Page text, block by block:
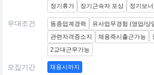
정기휴가
장기근속자 포상 정기보
우대조건 동종업계경력
유사업무경험 (영업/상
관련자격증소지
채용즉시출근가능
2교대근무가능
모집기간 채용시까지